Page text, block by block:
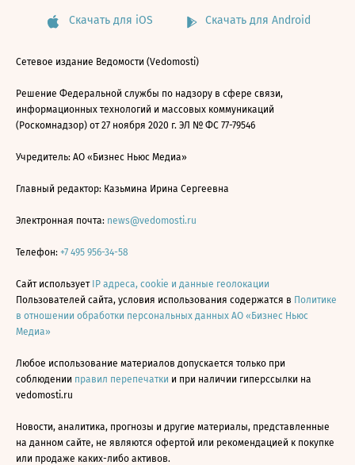
Скачать для iOS Скачать для Android
Сетевое издание Ведомости (Vedomosti)
Решение Федеральной службы по надзору в сфере связи,
информационных технологий и массовых коммуникаций
(Роскомнадзор) от 27 ноября 2020 г. ЭЛ № ФС 77-79546
Учредитель: АО «Бизнес Ньюс Медиа»
Главный редактор: Казьмина Ирина Сергеевна
Электронная почта: news@vedomosti.ru
Телефон: +7 495 956-34-58
Сайт использует IP адреса, cookie и данные геолокации
Пользователей сайта, условия использования содержатся в Политике
в отношении обработки персональных данных АО «Бизнес Ньюс
Медиа»
Любое использование материалов допускается только при
соблюдении правил перепечатки и при наличии гиперссылки на
vedomosti.ru
Новости, аналитика, прогнозы и другие материалы, представленные
на данном сайте, не являются офертой или рекомендацией к покупке
или продаже каких-либо активов.